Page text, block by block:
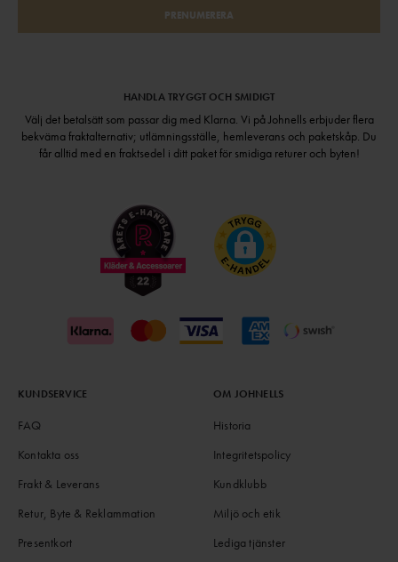
PRENUMERERA
HANDLA TRYGGT OCH SMIDIGT
Välj det betalsätt som passar dig med Klarna. Vi på Johnells erbjuder flera
bekväma fraktalternativ; utlämningsställe, hemleverans och paketskåp. Du
får alltid med en fraktsedel i ditt paket för smidiga returer och byten!
KUNDSERVICE
FAQ
Kontakta oss
Frakt & Leverans
Retur, Byte & Reklammation
Presentkort
OM JOHNELLS
Historia
Integritetspolicy
Kundklubb
Miljö och etik
Lediga tjänster